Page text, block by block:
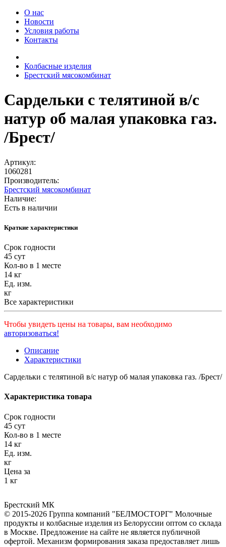
О нас
Новости
Условия работы
Контакты
Колбасные изделия
Брестский мясокомбинат
Сардельки с телятиной в/с
натур об малая упаковка газ.
/Брест/
Артикул:
1060281
Производитель:
Брестский мясокомбинат
Наличие:
Есть в наличии
Краткие характеристики
Срок годности
45 сут
Кол-во в 1 месте
14 кг
Ед. изм.
кг
Все характеристики
Чтобы увидеть цены на товары, вам необходимо
авторизоваться!
Описание
Характеристики
Сардельки с телятиной в/с натур об малая упаковка газ. /Брест/
Характеристика товара
Срок годности
45 сут
Кол-во в 1 месте
14 кг
Ед. изм.
кг
Цена за
1 кг
Брестский МК
© 2015-2026 Группа компаний "БЕЛМОСТОРГ" Молочные
продукты и колбасные изделия из Белоруссии оптом со склада
в Москве. Предложение на сайте не является публичной
офертой. Механизм формирования заказа предоставляет лишь